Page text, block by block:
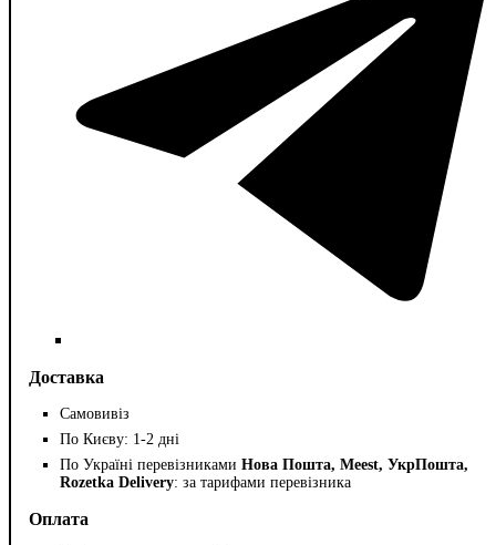
Доставка
Самовивіз
По Києву: 1-2 дні
По Україні перевізниками Нова Пошта, Meest, УкрПошта,
Rozetka Delivery: за тарифами перевізника
Оплата